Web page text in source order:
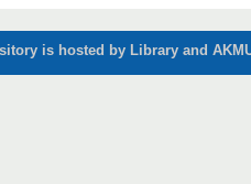
is hosted by Library and